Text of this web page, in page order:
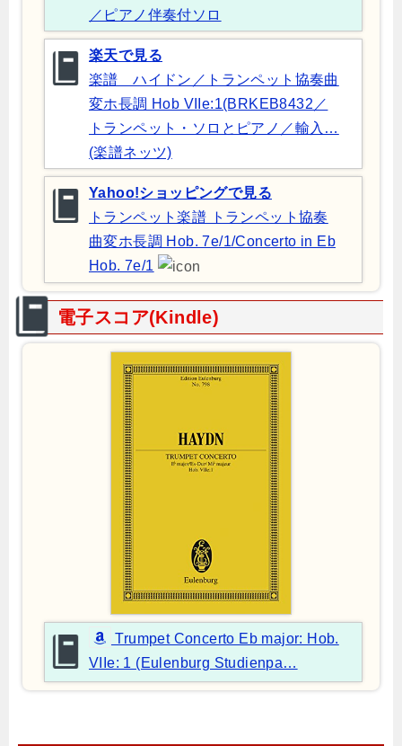
／ピアノ伴奏付ソロ
楽天で見る
楽譜 ハイドン／トランペット協奏曲
変ホ長調 Hob VIIe:1(BRKEB8432／
トランペット・ソロとピアノ／輸入…
(楽譜ネッツ)
Yahoo!ショッピングで見る
トランペット楽譜 トランペット協奏
曲変ホ長調 Hob. 7e/1/Concerto in Eb
Hob. 7e/1
電子スコア(Kindle)
Trumpet Concerto Eb major: Hob.
VIIe: 1 (Eulenburg Studienpa…